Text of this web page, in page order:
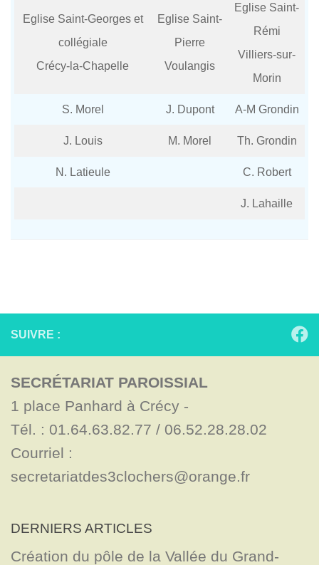
Eglise Saint-Georges et
collégiale
Crécy-la-Chapelle
Eglise Saint-
Pierre
Voulangis
Eglise Saint-
Rémi
Villiers-sur-
Morin
S. Morel J. Dupont A-M Grondin
J. Louis M. Morel Th. Grondin
N. Latieule C. Robert
J. Lahaille
SUIVRE :
SECRÉTARIAT PAROISSIAL
1 place Panhard à Crécy -
Tél. : 01.64.63.82.77 / 06.52.28.28.02
Courriel :
secretariatdes3clochers@orange.fr
DERNIERS ARTICLES
Création du pôle de la Vallée du Grand-